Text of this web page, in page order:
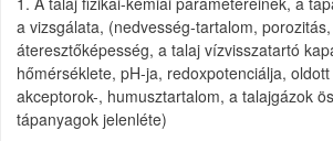
a vizsgálata, (nedvesség-tartalom, porozitás,
áteresztőképesség, a talaj vízvisszatartó
hőmérséklete, pH-ja, redoxpotenciálja,
akceptorok-, humusztartalom, a talajgázok
tápanyagok jelenléte)